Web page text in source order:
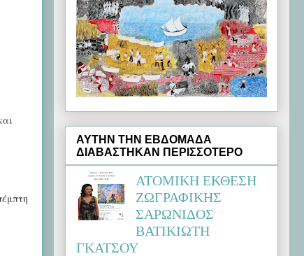
ΑΥΤΗΝ ΤΗΝ ΕΒΔΟΜΑΔΑ
ΔΙΑΒΑΣΤΗΚΑΝ ΠΕΡΙΣΣΟΤΕΡΟ
ΑΤΟΜΙΚΗ ΕΚΘΕΣΗ
ΖΩΓΡΑΦΙΚΗΣ
ΣΑΡΩΝΙΔΟΣ
ΒΑΤΙΚΙΩΤΗ
ΓΚΑΤΣΟΥ